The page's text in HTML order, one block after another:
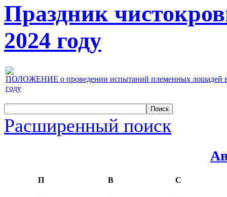
Праздник
2024 году
ПОЛОЖЕНИЕ о проведении испытаний племенных лошадей
году
Расширенный поиск
П В С